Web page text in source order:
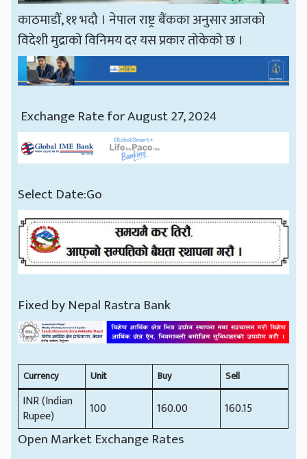
काठमाडौँ, ११ भदौ । नेपाल राष्ट्र बैंकका अनुसार आजको
विदेशी मुद्राको विनिमय दर यस प्रकार तोकेको छ ।
Exchange Rate for August 27, 2024
Select Date:Go
Fixed by Nepal Rastra Bank
Currency Unit Buy Sell
INR (Indian
Rupee)
100 160.00 160.15
Open Market Exchange Rates